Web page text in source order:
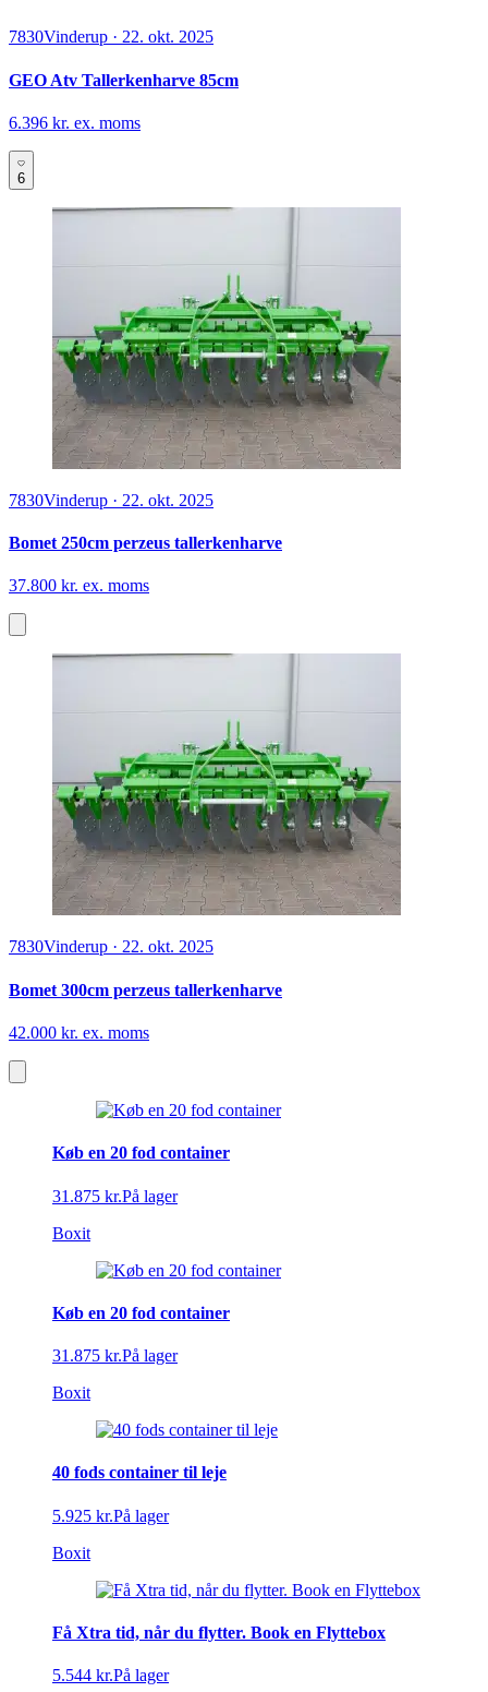
7830Vinderup · 22. okt. 2025
GEO Atv Tallerkenharve 85cm
6.396 kr. ex. moms
6
7830Vinderup · 22. okt. 2025
Bomet 250cm perzeus tallerkenharve
37.800 kr. ex. moms
7830Vinderup · 22. okt. 2025
Bomet 300cm perzeus tallerkenharve
42.000 kr. ex. moms
Køb en 20 fod container
31.875 kr.På lager
Boxit
Køb en 20 fod container
31.875 kr.På lager
Boxit
40 fods container til leje
5.925 kr.På lager
Boxit
Få Xtra tid, når du flytter. Book en Flyttebox
5.544 kr.På lager